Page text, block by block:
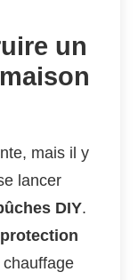
un
mais il y
lancer
DIY.
protection
chauffage